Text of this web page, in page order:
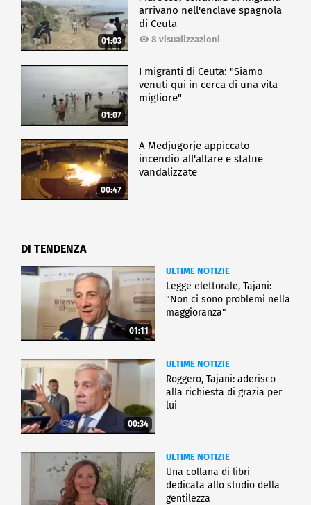
01:03
arrivano nell'enclave spagnola
di Ceuta
8 visualizzazioni
01:07
I migranti di Ceuta: "Siamo
venuti qui in cerca di una vita
migliore"
00:47
A Medjugorje appiccato
incendio all'altare e statue
vandalizzate
DI TENDENZA
01:11
ULTIME NOTIZIE
Legge elettorale, Tajani:
"Non ci sono problemi nella
maggioranza"
00:34
ULTIME NOTIZIE
Roggero, Tajani: aderisco
alla richiesta di grazia per
lui
ULTIME NOTIZIE
Una collana di libri
dedicata allo studio della
gentilezza